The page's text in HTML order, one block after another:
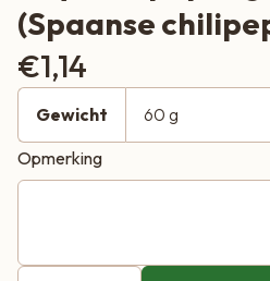
(Spaanse
€1,14
Gewicht
Opmerking